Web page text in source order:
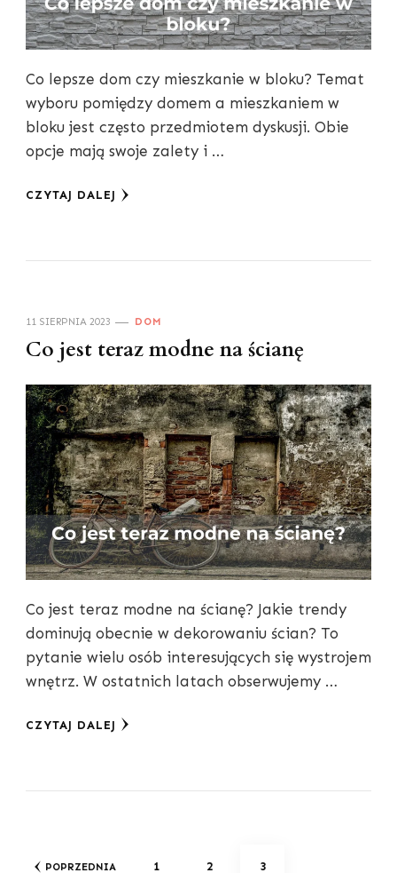
Co lepsze dom czy mieszkanie w bloku? Temat
wyboru pomiędzy domem a mieszkaniem w
bloku jest często przedmiotem dyskusji. Obie
opcje mają swoje zalety i …
CZYTAJ DALEJ
11 SIERPNIA 2023 DOM
Co jest teraz modne na ścianę
Co jest teraz modne na ścianę? Jakie trendy
dominują obecnie w dekorowaniu ścian? To
pytanie wielu osób interesujących się wystrojem
wnętrz. W ostatnich latach obserwujemy …
CZYTAJ DALEJ
Stronicowanie
POPRZEDNIA STRONA
1 STRONA
2 STRONA
3